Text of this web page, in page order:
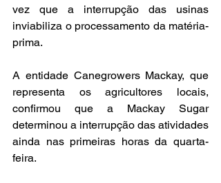
vez que a interrupção das usinas
inviabiliza o processamento da matéria-
prima.
A entidade Canegrowers Mackay, que
representa os agricultores locais,
confirmou que a Mackay Sugar
determinou a interrupção das atividades
ainda nas primeiras horas da quarta-
feira.